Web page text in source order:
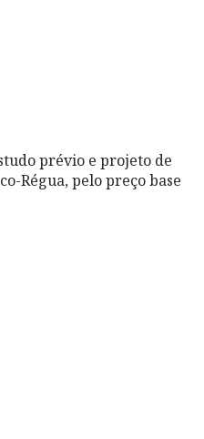
prévio e projeto de
Régua, pelo preço base